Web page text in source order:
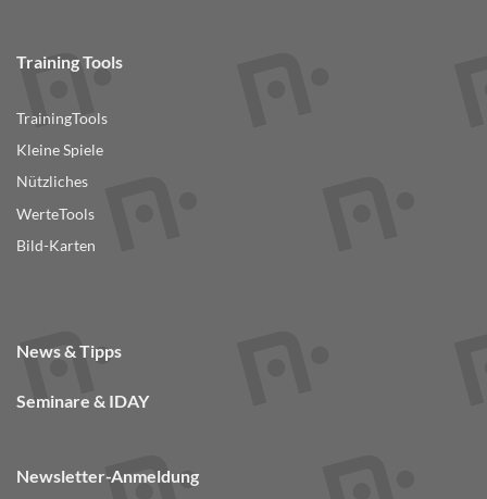
Training Tools
TrainingTools
Kleine Spiele
Nützliches
WerteTools
Bild-Karten
News & Tipps
Seminare & IDAY
Newsletter-Anmeldung